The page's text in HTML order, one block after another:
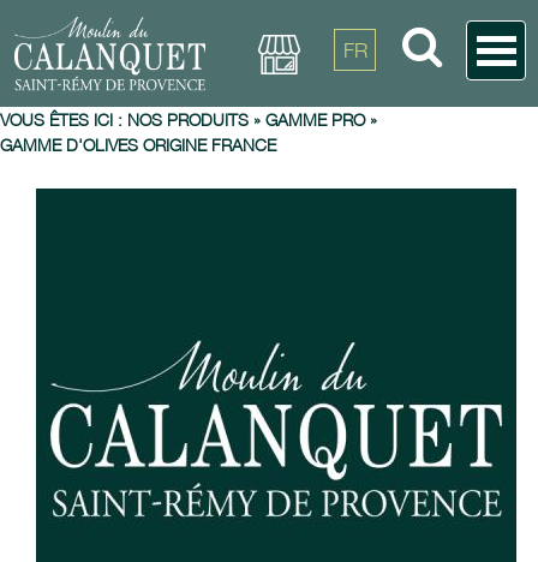
FR
VOUS ÊTES ICI : NOS PRODUITS » GAMME PRO»
GAMME D'OLIVES ORIGINE FRANCE